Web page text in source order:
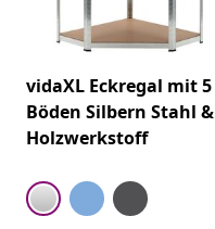
vidaXL Eckregal mit 5
Böden Silbern Stahl &
Holzwerkstoff